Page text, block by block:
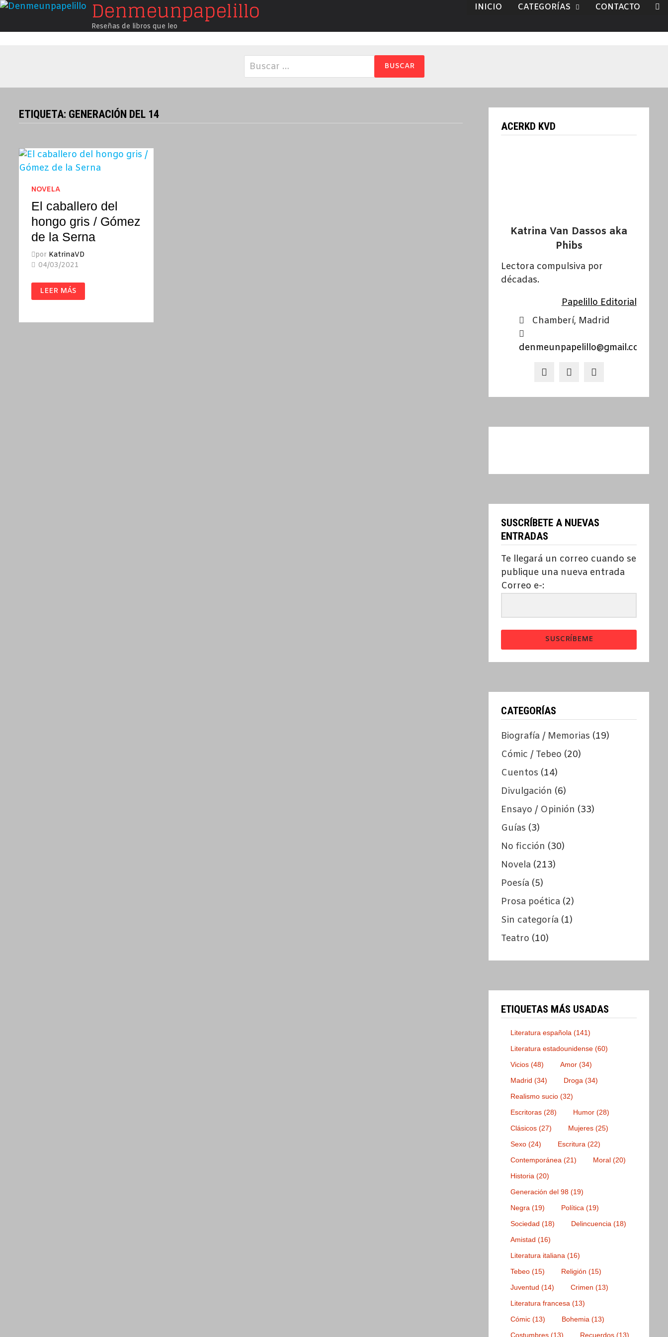
Saltar
contenido
Denmeunpapelillo
Reseñas de libros que leo
INICIO CATEGORÍAS CONTACTO
Buscar:
ETIQUETA: GENERACIÓN DEL 14
NOVELA
El caballero del
hongo gris / Gómez
de la Serna
por KatrinaVD
04/03/2021
EL
CABALLERO
DEL
/
LEER MÁS
ACERKD KVD
Katrina Van Dassos aka
Phibs
Lectora compulsiva por
décadas.
Papelillo Editorial
Chamberí, Madrid
denmeunpapelillo@gmail.com
SUSCRÍBETE A NUEVAS
ENTRADAS
Te llegará un correo cuando se
publique una nueva entrada
Correo e-:
SUSCRÍBEME
CATEGORÍAS
Biografía / Memorias (19)
Cómic / Tebeo (20)
Cuentos (14)
Divulgación (6)
Ensayo / Opinión (33)
Guías (3)
No ficción (30)
Novela (213)
Poesía (5)
Prosa poética (2)
Sin categoría (1)
Teatro (10)
ETIQUETAS MÁS USADAS
Literatura española (141)
Literatura estadounidense (60)
Vicios (48) Amor (34)
Madrid (34) Droga (34)
Realismo sucio (32)
Escritoras (28) Humor (28)
Clásicos (27) Mujeres (25)
Sexo (24) Escritura (22)
Contemporánea (21) Moral (20)
Historia (20)
Generación del 98 (19)
Negra (19) Política (19)
Sociedad (18) Delincuencia (18)
Amistad (16)
Literatura italiana (16)
Tebeo (15) Religión (15)
Juventud (14) Crimen (13)
Literatura francesa (13)
Cómic (13) Bohemia (13)
Costumbres (13) Recuerdos (13)